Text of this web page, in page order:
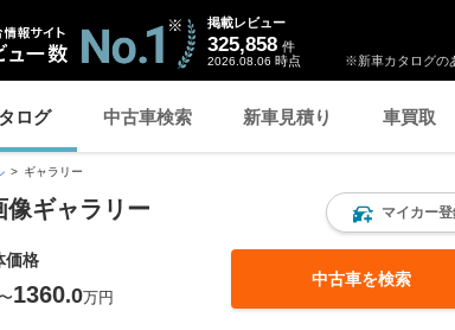
※新車カタログの
掲載レビュー
325,858 件
2026.08.06 時点
ログ 中古車検索 新車見積り 車買取
ギャラリー
像ギャラリー マイカー
価格
1360.0万円
中古車を検索